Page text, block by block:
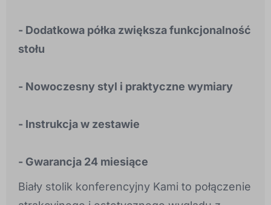
- Dodatkowa półka zwiększa funkcjonalność
stołu
- Nowoczesny styl i praktyczne wymiary
- Instrukcja w zestawie
- Gwarancja 24 miesiące
Biały stolik konferencyjny Kami to połączenie